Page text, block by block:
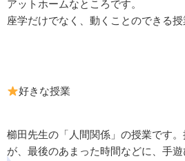
アットホームなところです。
座学だけでなく、動くことのできる
好きな授業
櫛田先生の「人間関係」の授業です
が、最後のあまった時間などに、手